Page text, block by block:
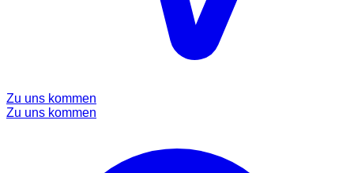
Zu uns kommen
Zu uns kommen